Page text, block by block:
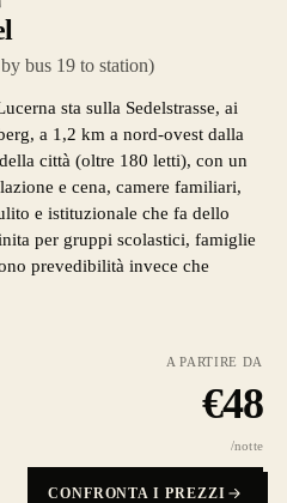
bus 19 to station)
sta sulla Sedelstrasse, ai
a 1,2 km a nord-ovest dalla
città (oltre 180 letti), con un
e cena, camere familiari,
e istituzionale che fa dello
per gruppi scolastici, famiglie
prevedibilità invece che
A PARTIRE DA
€48
/notte
CONFRONTA I PREZZI